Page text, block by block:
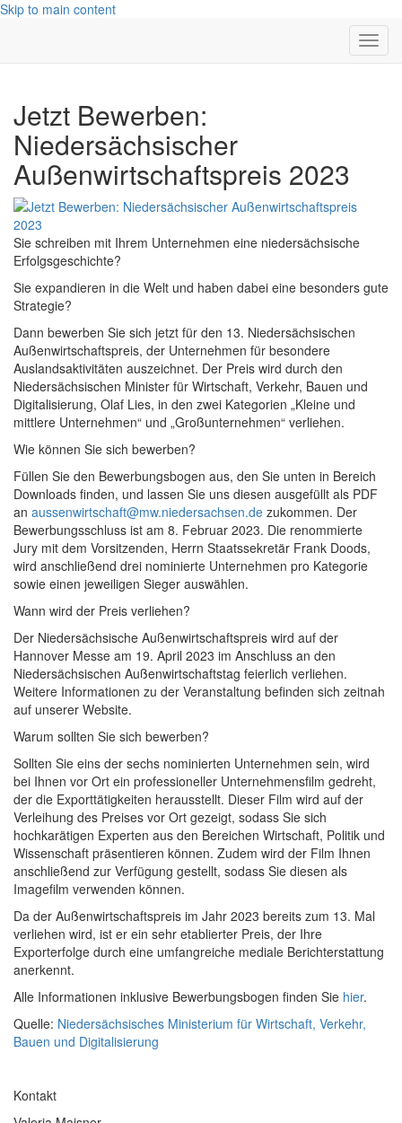
Skip to main content
Jetzt Bewerben:
Niedersächsischer
Außenwirtschaftspreis 2023
Sie schreiben mit Ihrem Unternehmen eine niedersächsische
Erfolgsgeschichte?
Sie expandieren in die Welt und haben dabei eine besonders gute
Strategie?
Dann bewerben Sie sich jetzt für den 13. Niedersächsischen
Außenwirtschaftspreis, der Unternehmen für besondere
Auslandsaktivitäten auszeichnet. Der Preis wird durch den
Niedersächsischen Minister für Wirtschaft, Verkehr, Bauen und
Digitalisierung, Olaf Lies, in den zwei Kategorien „Kleine und
mittlere Unternehmen“ und „Großunternehmen“ verliehen.
Wie können Sie sich bewerben?
Füllen Sie den Bewerbungsbogen aus, den Sie unten in Bereich
Downloads finden, und lassen Sie uns diesen ausgefüllt als PDF
an aussenwirtschaft@mw.niedersachsen.de zukommen. Der
Bewerbungsschluss ist am 8. Februar 2023. Die renommierte
Jury mit dem Vorsitzenden, Herrn Staatssekretär Frank Doods,
wird anschließend drei nominierte Unternehmen pro Kategorie
sowie einen jeweiligen Sieger auswählen.
Wann wird der Preis verliehen?
Der Niedersächsische Außenwirtschaftspreis wird auf der
Hannover Messe am 19. April 2023 im Anschluss an den
Niedersächsischen Außenwirtschaftstag feierlich verliehen.
Weitere Informationen zu der Veranstaltung befinden sich zeitnah
auf unserer Website.
Warum sollten Sie sich bewerben?
Sollten Sie eins der sechs nominierten Unternehmen sein, wird
bei Ihnen vor Ort ein professioneller Unternehmensfilm gedreht,
der die Exporttätigkeiten herausstellt. Dieser Film wird auf der
Verleihung des Preises vor Ort gezeigt, sodass Sie sich
hochkarätigen Experten aus den Bereichen Wirtschaft, Politik und
Wissenschaft präsentieren können. Zudem wird der Film Ihnen
anschließend zur Verfügung gestellt, sodass Sie diesen als
Imagefilm verwenden können.
Da der Außenwirtschaftspreis im Jahr 2023 bereits zum 13. Mal
verliehen wird, ist er ein sehr etablierter Preis, der Ihre
Exporterfolge durch eine umfangreiche mediale Berichterstattung
anerkennt.
Alle Informationen inklusive Bewerbungsbogen finden Sie hier.
Quelle: Niedersächsisches Ministerium für Wirtschaft, Verkehr,
Bauen und Digitalisierung
Kontakt